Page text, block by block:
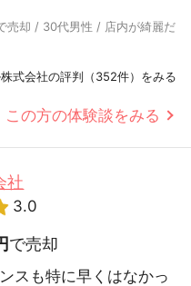
売却 / 30代男性 / 店内が綺麗だ
式会社の評判（352件）をみる
この方の体験談をみる
社
3.0
で売却
スも特に早くはなかっ